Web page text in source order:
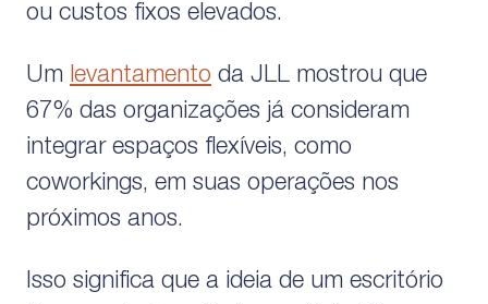
ou custos fixos elevados.
Um levantamento da JLL mostrou que
67% das organizações já consideram
integrar espaços flexíveis, como
coworkings, em suas operações nos
próximos anos.
Isso significa que a ideia de um escritório